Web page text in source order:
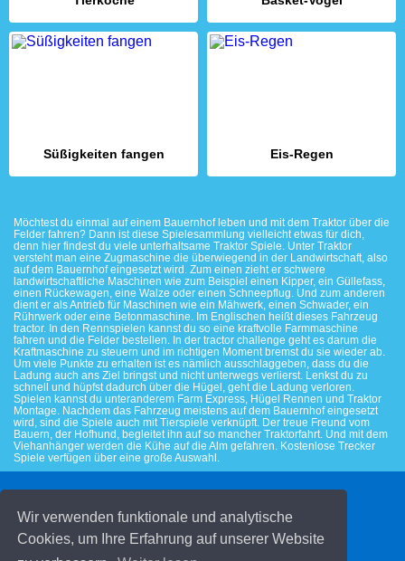
Wir verwenden funktionale und analytische
Cookies, um Ihre Erfahrung auf unserer Website
Süßigkeiten fangen Eis-Regen
Möchtest du einmal auf einem Bauernhof leben und mit dem Traktor über die
Felder fahren? Dann ist diese Spielesammlung vielleicht etwas für dich,
denn hier findest du viele unterhaltsame Traktor Spiele. Unter Traktor
versteht man eine Zugmaschine die überwiegend in der Landwirtschaft, also
auf dem Bauernhof eingesetzt wird. Zum einen zieht er schwere
landwirtschaftliche Maschinen wie zum Beispiel einen Kipper, ein Güllefass,
einen Rückewagen, eine Walze oder einen Schneepflug. Und zum anderen
dient er als Antrieb für Maschinen wie ein Mähwerk, einen Schwader, ein
Rührwerk oder eine Betonmaschine. Im Englischen heißt dieses Fahrzeug
tractor. In den Rennspielen kannst du so eine kraftvolle Farmmaschine
fahren und die Felder bestellen. In der tractor challenge geht es darum die
Kraftmaschine zu steuern und im richtigen Moment bremst du sie wieder ab.
Um viele Punkte zu erhalten ist es nämlich ausschlaggeben, dass du die
Ladung auch ans Ziel bringst und nicht unterwegs verlierst. Lenkst du zu
schnell und hüpfst dadurch über die Hügel, geht die Ladung verloren.
Spielen kannst du unteranderem Farm Express, Hügel Rennen und Traktor
Montage. Nachdem das Fahrzeug meistens auf dem Bauernhof eingesetzt
wird, sind die Spiele auch mit Tierspiele verknüpft. Der treue Freund vom
Bauern, der Hofhund, begleitet ihn auf so mancher Traktorfahrt. Und mit dem
Viehanhänger werden die Kühe auf die Alm gefahren. Kostenlose Trecker
Spiele verfügen über eine große Auswahl.
Kontakt